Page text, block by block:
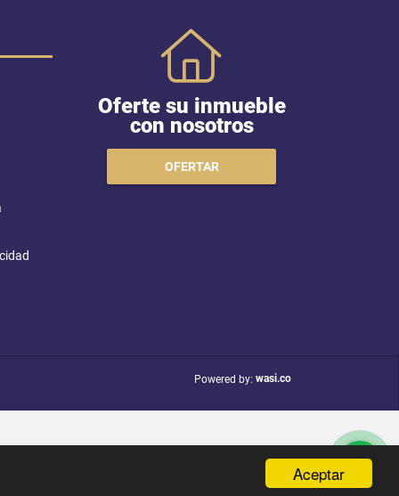
Aceptar
Oferte su inmueble
con nosotros
OFERTAR
Powered by: wasi.co